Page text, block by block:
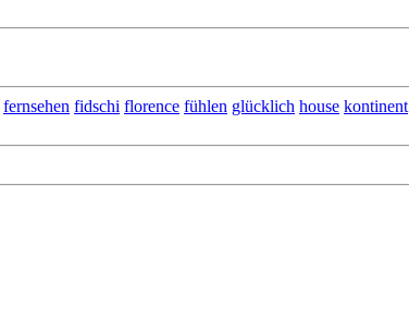
fernsehen fidschi florence fühlen glücklich house kontinent